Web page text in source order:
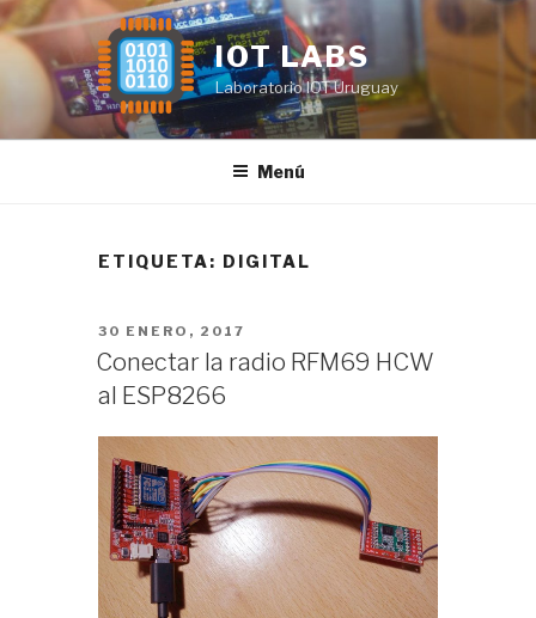
Saltar
al
contenido
IOT LABS
Laboratorio IOT Uruguay
Menú
ETIQUETA: DIGITAL
PUBLICADO
EL
30 ENERO, 2017
Conectar la radio RFM69 HCW
al ESP8266